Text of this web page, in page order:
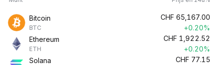
Bitcoin
BTC
CHF 65,167.00
+0.20%
Ethereum
ETH
CHF 1,922.52
+0.20%
Solana
CHF 77.15